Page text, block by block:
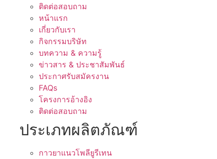
ติดต่อสอบถาม
หน้าแรก
เกี่ยวกับเรา
กิจกรรมบริษัท
บทความ & ความรู้
ข่าวสาร & ประชาสัมพันธ์
ประกาศรับสมัครงาน
FAQs
โครงการอ้างอิง
ติดต่อสอบถาม
ประเภทผลิตภัณฑ์
กาวยาแนวโพลียูรีเทน